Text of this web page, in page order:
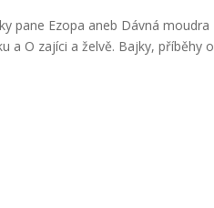
pane Ezopa aneb Dávná moudra
a O zajíci a želvě. Bajky, příběhy o